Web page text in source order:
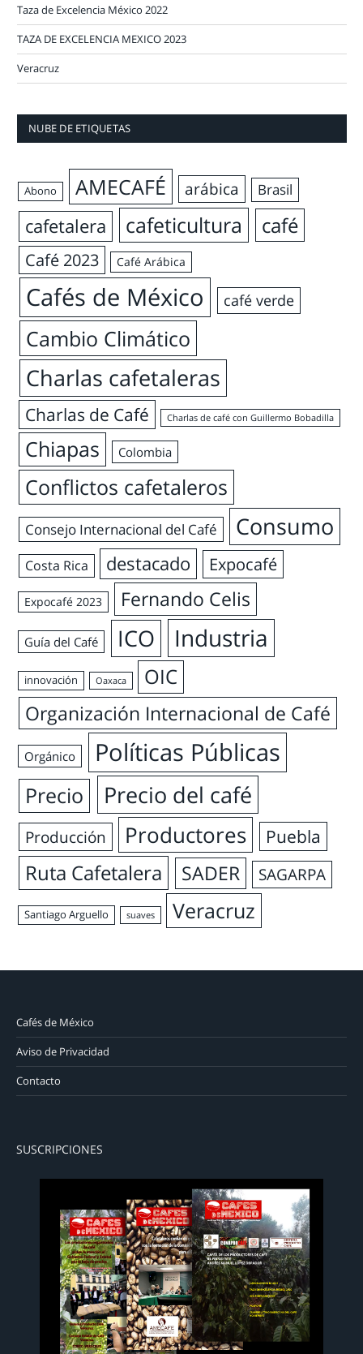
Taza de Excelencia México 2022
TAZA DE EXCELENCIA MEXICO 2023
Veracruz
NUBE DE ETIQUETAS
Abono AMECAFÉ arábica Brasil
cafetalera cafeticultura café
Café 2023 Café Arábica
Cafés de México café verde
Cambio Climático
Charlas cafetaleras
Charlas de Café Charlas de café con Guillermo Bobadilla
Chiapas Colombia
Conflictos cafetaleros
Consejo Internacional del Café Consumo
Costa Rica destacado Expocafé
Expocafé 2023 Fernando Celis
Guía del Café ICO Industria
innovación Oaxaca
OIC
Organización Internacional de Café
Orgánico Políticas Públicas
Precio Precio del café
Producción Productores Puebla
Ruta Cafetalera SADER SAGARPA
Santiago Arguello suaves Veracruz
Cafés de México
Aviso de Privacidad
Contacto
SUSCRIPCIONES